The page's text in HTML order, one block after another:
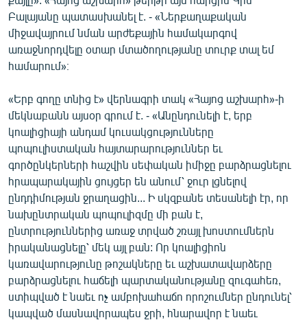
Հայերեն
English
Русский
ՀԵՏԵՎԵՔ ՄԵԶ
«Ազատության» բոլոր կայքերը
Բալայանը պատասխանել է. - «Ներքաղաքական
միջավայրում նման արժեքային համակարգով
առաջնորդվելը օտար մտածողությանը տուրք տալ եմ
համարում»։
«Երբ գողը տնից է» վերնագրի տակ «Հայոց աշխարհ»-ի
մեկնաբանն այսօր գրում է. - «Անընդունելի է, երբ
կոալիցիայի անդամ կուսակցությունները
պոպուլիստական հայտարարություններ եւ
գործընկերների հաշվին սեփական իմիջը բարձրացնելու
հրապարակային ցույցեր են անում՝ ջուր լցնելով
ընդդիմության ջրաղացին... Ի սկզբանե տեսանելի էր, որ
նախընտրական պոպուլիզմը մի բան է,
ընտրություններից առաջ տրված շռայլ խոստումներն
իրականացնելը՝ մեկ այլ բան: Որ կոալիցիոն
կառավարությունը թոշակները եւ աշխատավարձերը
բարձրացնելու հաճելի պարտականությանը զուգահեռ,
ստիպված է նաեւ ոչ ամբոխահաճո որոշումներ ընդունել՝
կապված մասնավորապես ջրի, հնարավոր է նաեւ